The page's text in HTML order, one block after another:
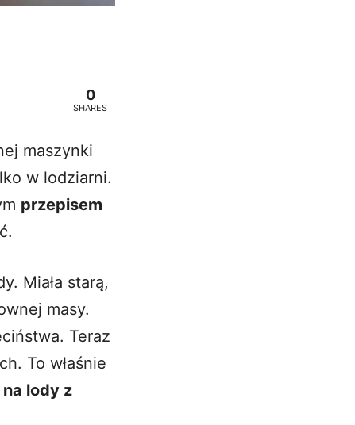
0
SHARES
maszynki
w lodziarni.
przepisem
Miała starą,
masy.
Teraz
To właśnie
lody z